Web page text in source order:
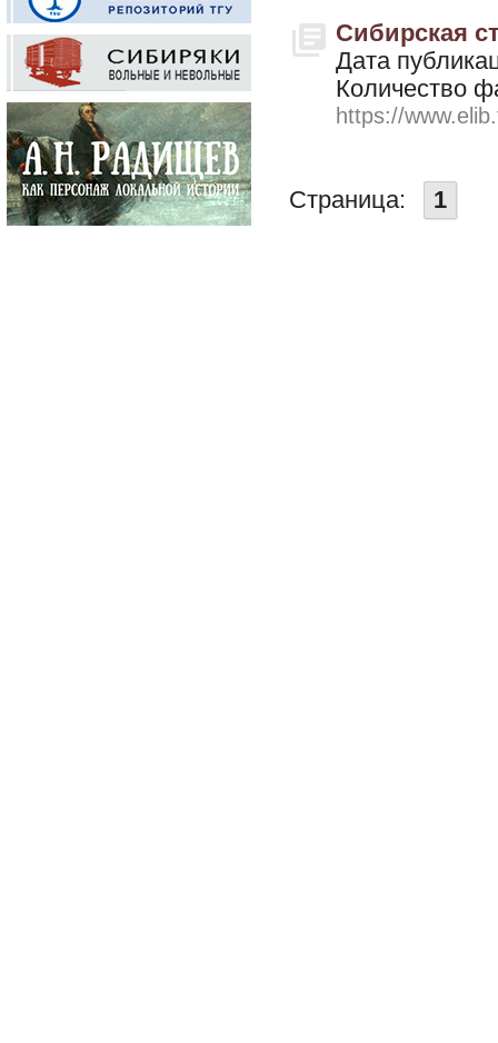
Сибирская
Дата
Количество
https://
Страница: 1